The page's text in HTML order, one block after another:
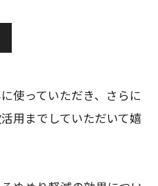
使っていただき、さらに
用までしていただいて嬉